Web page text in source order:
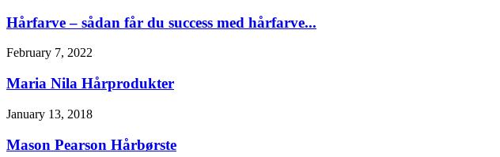
Hårfarve – sådan får du success med hårfarve...
February 7, 2022
Maria Nila Hårprodukter
January 13, 2018
Mason Pearson Hårbørste